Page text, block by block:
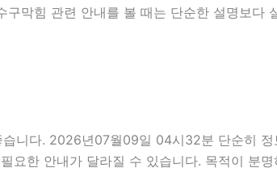
막힘 관련 안내를 볼 때는 단순한 설명보다
니다. 2026년07월09일 04시32분 단순히
요한 안내가 달라질 수 있습니다. 목적이 분